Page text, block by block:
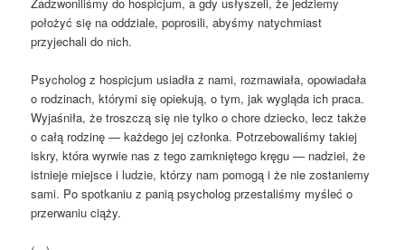
położyć się na oddziale, poprosili, abyśmy natychmiast
przyjechali do nich.
Psycholog z hospicjum usiadła z nami, rozmawiała, opowiadała
o rodzinach, którymi się opiekują, o tym, jak wygląda ich praca.
Wyjaśniła, że troszczą się nie tylko o chore dziecko, lecz także
o całą rodzinę — każdego jej członka. Potrzebowaliśmy takiej
iskry, która wyrwie nas z tego zamkniętego kręgu — nadziei, że
istnieje miejsce i ludzie, którzy nam pomogą i że nie zostaniemy
sami. Po spotkaniu z panią psycholog przestaliśmy myśleć o
przerwaniu ciąży.